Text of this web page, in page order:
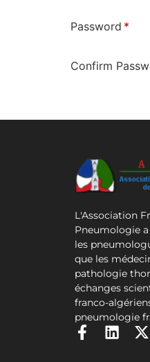
Password *
Confirm
L'Association
Pneumologie
les
que les
pathologie
échanges
franco-
pneumologie